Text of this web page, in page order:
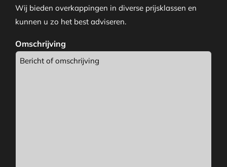
Wij bieden overkappingen in diverse prijsklassen en
kunnen u zo het best adviseren.
Omschrijving